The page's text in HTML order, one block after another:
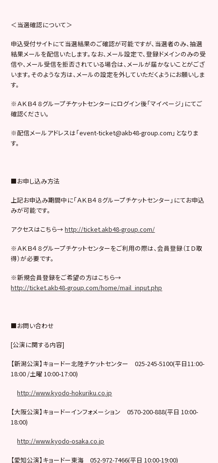
＜当選確認について＞
申込受付サイトにて当選結果のご確認が可能ですが、当選者のみ、抽選
結果メールを配信いたします。なお、メール設定で、登録ドメインのみの受
信や、メール受信を拒否されている場合は、メールが届かないことがござ
います。そのような方は、メールの設定を外していただくようにお願いしま
す。
※ＡＫＢ４８グループチケットセンターにログイン後「マイページ」にてご
確認ください。
※配信メールアドレスは「event-ticket@akb48-group.com 」となりま
す。
■お申し込み方法
上記お申込み期間中に「ＡＫＢ４８グループチケットセンター」にてお申込
みが可能です。
アクセスはこちら→ http://ticket.akb48-group.com/
※ＡＫＢ４８グループチケットセンターをご利用の際は、会員登録（ＩＤ取
得）が必要です。
※新規会員登録をご希望の方はこちら→
http://ticket.akb48-group.com/home/mail_input.php
■お問い合わせ
[公演に関する内容]
【新潟公演】キョードー北陸チケットセンター025-245-5100(平日11:00-
18:00 /土曜 10:00-17:00)
http://www.kyodo-hokuriku.co.jp
【大阪公演】キョードーインフォメーション0570-200-888(平日 10:00-
18:00)
http://www.kyodo-osaka.co.jp
【愛知公演】キョードー東海052-972-7466(平日 10:00-19:00)